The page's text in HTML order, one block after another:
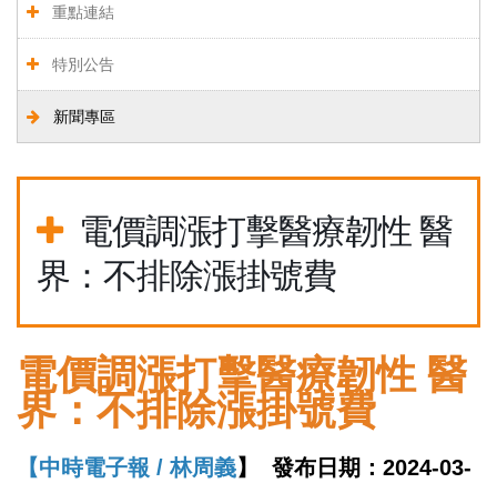
重點連結
特別公告
新聞專區
電價調漲打擊醫療韌性 醫
界：不排除漲掛號費
電價調漲打擊醫療韌性 醫
界：不排除漲掛號費
【中時電子報 / 林周義】 發布日期：2024-03-